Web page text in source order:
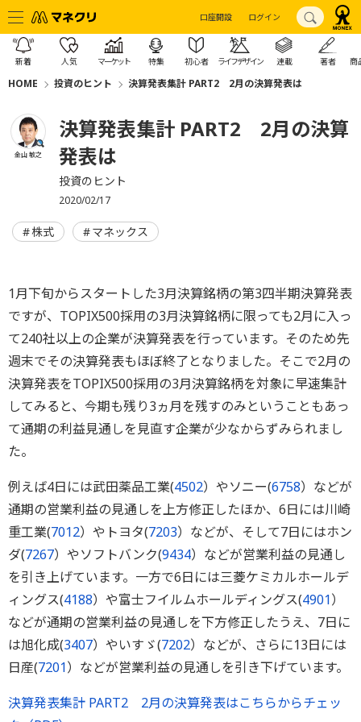
口座開設 ログイン
新着 人気 マーケット 特集 初心者 ライフデザイン 連載 著者 商
HOME 投資のヒント 決算発表集計 PART2 2月の決算発表は
金山 敏之
決算発表集計 PART2 2月の決算
発表は
投資のヒント
2020/02/17
株式 マネックス
1月下旬からスタートした3月決算銘柄の第3四半期決算発表
ですが、TOPIX500採用の3月決算銘柄に限っても2月に入っ
て240社以上の企業が決算発表を行っています。そのため先
週末でその決算発表もほぼ終了となりました。そこで2月の
決算発表をTOPIX500採用の3月決算銘柄を対象に早速集計
してみると、今期も残り3ヵ月を残すのみということもあっ
て通期の利益見通しを見直す企業が少なからずみられまし
た。
例えば4日には武田薬品工業(4502）やソニー(6758）などが
通期の営業利益の見通しを上方修正したほか、6日には川崎
重工業(7012）やトヨタ(7203）などが、そして7日にはホン
ダ(7267）やソフトバンク(9434）などが営業利益の見通し
を引き上げています。一方で6日には三菱ケミカルホールデ
ィングス(4188）や富士フイルムホールディングス(4901）
などが通期の営業利益の見通しを下方修正したうえ、7日に
は旭化成(3407）やいすゞ(7202）などが、さらに13日には
日産(7201）などが営業利益の見通しを引き下げています。
決算発表集計 PART2 2月の決算発表はこちらからチェッ